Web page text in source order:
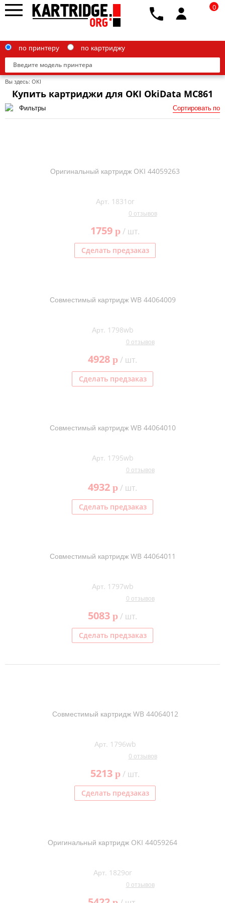
Для франкировальной машины
по принтеру по картриджу
0
Вы здесь: OKI
Купить картриджи для OKI OkiData MC861
Фильтры Сортировать по
Оригинальный картридж OKI 44059263
Арт. 1831or
0 отзывов
1759 p/ шт.
Сделать предзаказ
Совместимый картридж WB 44064009
Арт. 1798wb
0 отзывов
4928 p/ шт.
Сделать предзаказ
Совместимый картридж WB 44064010
Арт. 1795wb
0 отзывов
4932 p/ шт.
Сделать предзаказ
Совместимый картридж WB 44064011
Арт. 1797wb
0 отзывов
5083 p/ шт.
Сделать предзаказ
Совместимый картридж WB 44064012
Арт. 1796wb
0 отзывов
5213 p/ шт.
Сделать предзаказ
Оригинальный картридж OKI 44059264
Арт. 1829or
0 отзывов